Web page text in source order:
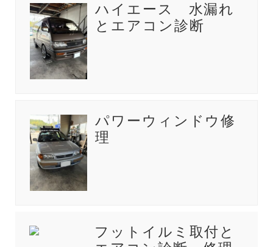
ハイエース 水漏れ
とエアコン診断
パワーウィンドウ修
理
フットイルミ取付と